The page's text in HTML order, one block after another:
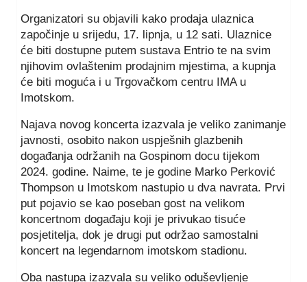
Organizatori su objavili kako prodaja ulaznica
započinje u srijedu, 17. lipnja, u 12 sati. Ulaznice
će biti dostupne putem sustava Entrio te na svim
njihovim ovlaštenim prodajnim mjestima, a kupnja
će biti moguća i u Trgovačkom centru IMA u
Imotskom.
Najava novog koncerta izazvala je veliko zanimanje
javnosti, osobito nakon uspješnih glazbenih
događanja održanih na Gospinom docu tijekom
2024. godine. Naime, te je godine Marko Perković
Thompson u Imotskom nastupio u dva navrata. Prvi
put pojavio se kao poseban gost na velikom
koncertnom događaju koji je privukao tisuće
posjetitelja, dok je drugi put održao samostalni
koncert na legendarnom imotskom stadionu.
Oba nastupa izazvala su veliko oduševljenje